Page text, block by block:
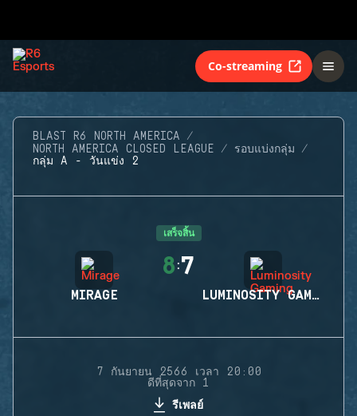
Co-streaming
BLAST R6 NORTH AMERICA
NORTH AMERICA CLOSED LEAGUE
รอบแบ่งกลุ่ม
กลุ่ม A - วันแข่ง 2
เสร็จสิ้น
MIRAGE
8 :7
LUMINOSITY GAMING
7 กันยายน 2566 เวลา 20:00
ดีที่สุดจาก 1
รีเพลย์